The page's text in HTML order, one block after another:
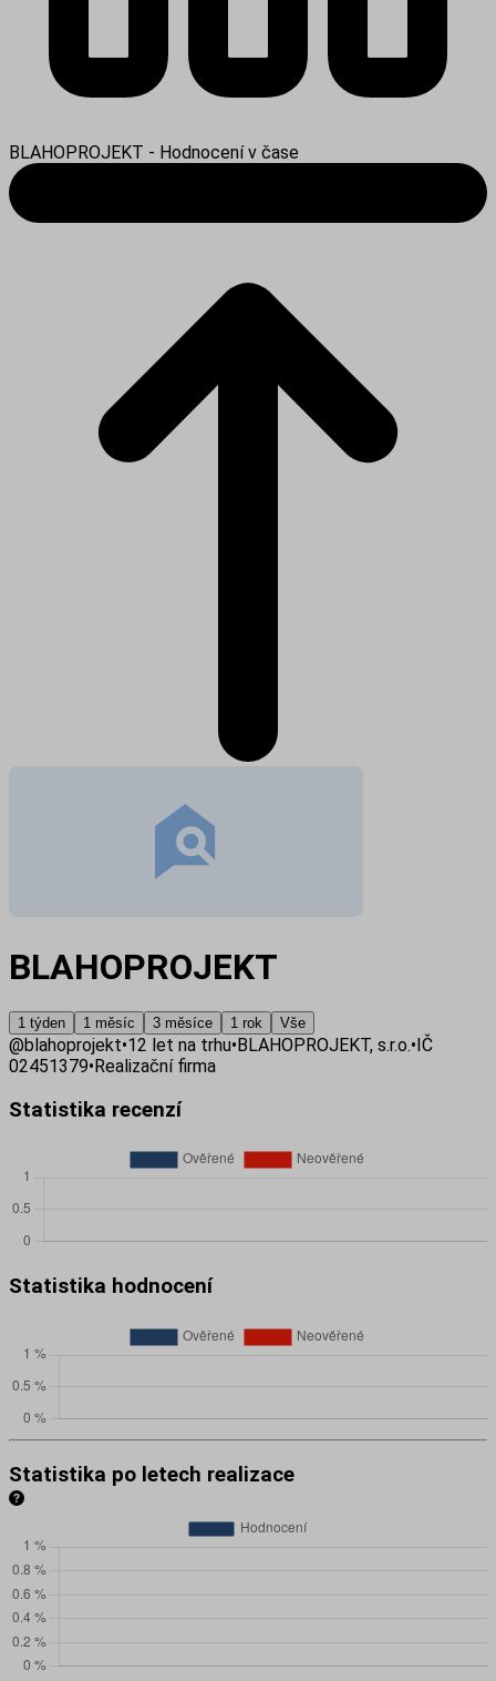
BLAHOPROJEKT - Hodnocení v čase
BLAHOPROJEKT
1 týden 1 měsíc 3 měsíce 1 rok Vše
@blahoprojekt•12 let na trhu•BLAHOPROJEKT, s.r.o.•IČ
02451379•Realizační firma
Statistika recenzí
Statistika hodnocení
Statistika po letech realizace